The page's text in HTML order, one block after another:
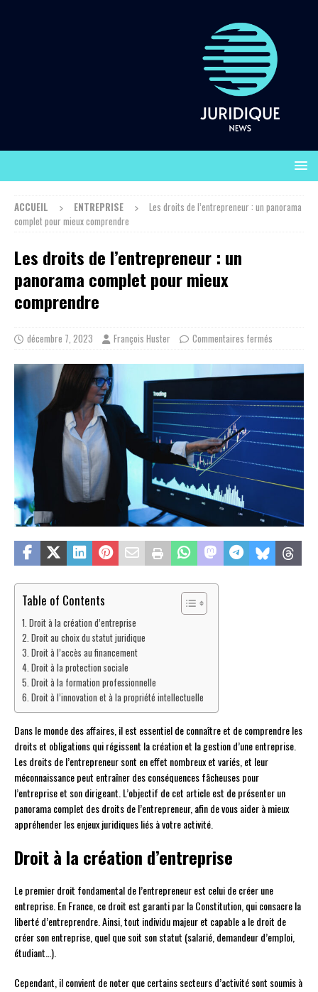
ACCUEIL ENTREPRISE
Les droits de l’entrepreneur : un panorama
complet pour mieux comprendre
Les droits de l’entrepreneur : un
panorama complet pour mieux
comprendre
décembre 7, 2023 François Huster Commentaires fermés
Table of Contents
Droit à la création d’entreprise
Droit au choix du statut juridique
Droit à l’accès au financement
Droit à la protection sociale
Droit à la formation professionnelle
Droit à l’innovation et à la propriété intellectuelle
Dans le monde des affaires, il est essentiel de connaître et de comprendre les
droits et obligations qui régissent la création et la gestion d’une entreprise.
Les droits de l’entrepreneur sont en effet nombreux et variés, et leur
méconnaissance peut entraîner des conséquences fâcheuses pour
l’entreprise et son dirigeant. L’objectif de cet article est de présenter un
panorama complet des droits de l’entrepreneur, afin de vous aider à mieux
appréhender les enjeux juridiques liés à votre activité.
Droit à la création d’entreprise
Le premier droit fondamental de l’entrepreneur est celui de créer une
entreprise. En France, ce droit est garanti par la Constitution, qui consacre la
liberté d’entreprendre. Ainsi, tout individu majeur et capable a le droit de
créer son entreprise, quel que soit son statut (salarié, demandeur d’emploi,
étudiant…).
Cependant, il convient de noter que certains secteurs d’activité sont soumis à